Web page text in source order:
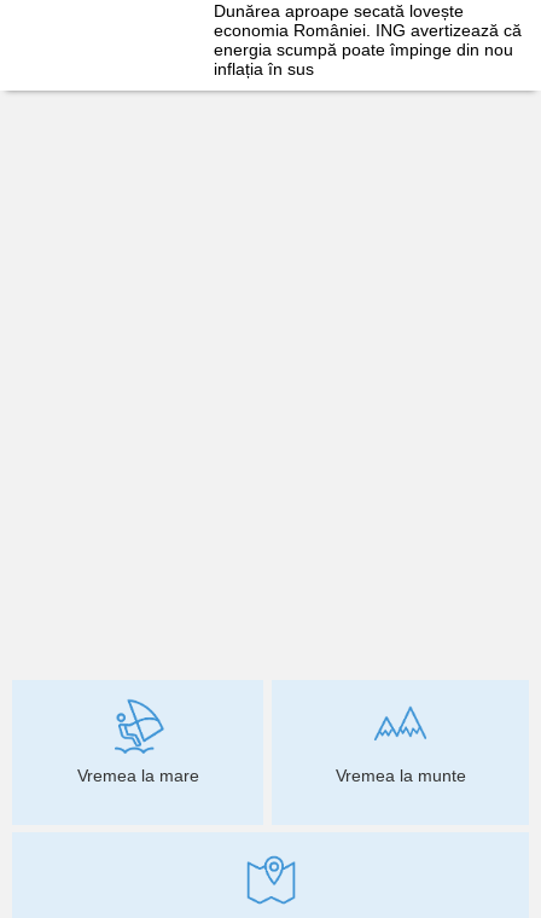
Dunărea aproape secată lovește
economia României. ING avertizează că
energia scumpă poate împinge din nou
inflația în sus
Vremea la mare Vremea la munte